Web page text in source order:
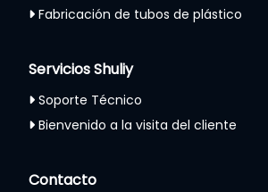
Fabricación de tubos de plástico
Servicios Shuliy
Soporte Técnico
Bienvenido a la visita del cliente
Contacto